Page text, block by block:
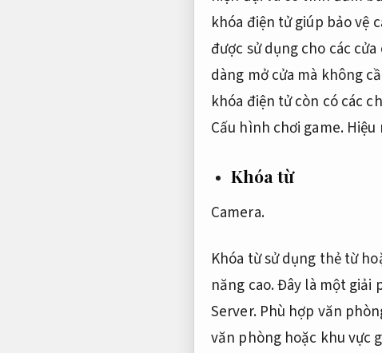
khóa điện tử giúp bảo vệ
được sử dụng cho các
dàng mở cửa mà không
khóa điện tử còn có các
Cấu hình chơi game. Hiệu
Khóa từ
Camera.
Khóa từ sử dụng thẻ từ
năng cao.Đây là một giải
Server. Phù hợp văn
văn phòng hoặc khu vực